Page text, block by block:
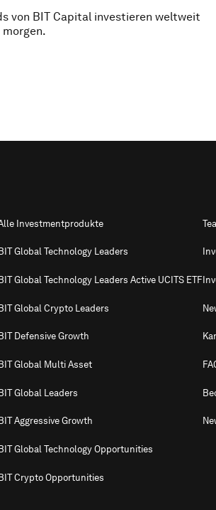
von BIT Capital investieren weltweit
Investmentprodukte
BIT Global Technology Leaders
BIT Global Technology Leaders Active UCITS ETF
Global Crypto Leaders
BIT Defensive Growth
BIT Global Multi Asset
Global Leaders
BIT Aggressive Growth
BIT Global Technology Opportunities
Crypto Opportunities